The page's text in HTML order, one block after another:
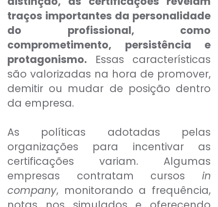
traços importantes da personalidade
do profissional, como
comprometimento, persistência e
protagonismo. Essas características
são valorizadas na hora de promover,
demitir ou mudar de posição dentro
da empresa.
As políticas adotadas pelas
organizações para incentivar as
certificações variam. Algumas
empresas contratam cursos in
company, monitorando a frequência,